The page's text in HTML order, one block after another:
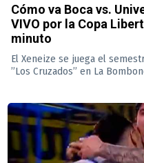
Cómo va Boca vs.
VIVO por la Copa
minuto
El Xeneize se juega el
”Los Cruzados” en La